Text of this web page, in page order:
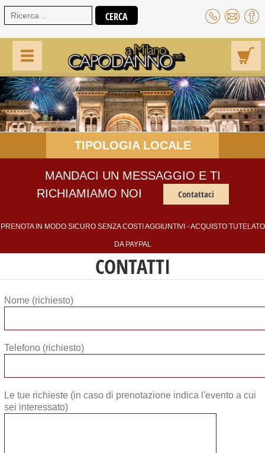
TIPOLOGIA LOCALE
MANDACI UN MESSAGGIO E TI
RICHIAMIAMO NOI
Contattaci
PRENOTA IN MODO SICURO SENZA COSTI AGGIUNTIVI - ACQUISTO TUTELATO
DA PAYPAL
CONTATTI
Nome (richiesto)
Telefono (richiesto)
Le tue richieste (in caso di prenotazione indica l'evento a cui
sei interessato)